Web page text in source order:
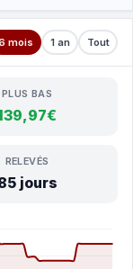
mois 1 an Tout
PLUS BAS
RELEVÉS
jours